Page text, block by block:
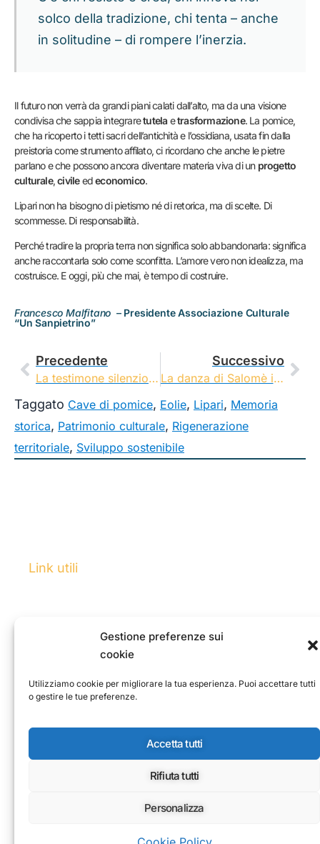
Gestione preferenze sui
cookie
Utilizziamo cookie per migliorare la tua esperienza. Puoi accettare tutti
o gestire le tue preferenze.
Accetta tutti
Rifiuta tutti
Personalizza
solco della tradizione, chi tenta – anche
in solitudine – di rompere l’inerzia.
Il futuro non verrà da grandi piani calati dall’alto, ma da una visione
condivisa che sappia integraretutela etrasformazione. La pomice,
che ha ricoperto i tetti sacri dell’antichità e l’ossidiana, usata fin dalla
preistoria come strumento affilato, ci ricordano che anche le pietre
parlano e che possono ancora diventare materia viva di un progetto
culturale,civileedeconomico.
Lipari non ha bisogno di pietismo né di retorica, ma di scelte. Di
scommesse. Di responsabilità.
Perché tradire la propria terra non significa solo abbandonarla: significa
anche raccontarla solo come sconfitta. L’amore vero non idealizza, ma
costruisce. E oggi, più che mai, è tempo di costruire.
Francesco Malfitano – Presidente Associazione Culturale
“Un Sanpietrino”
Precedente
La testimone silenziosa del festival EOLIè25
Successivo
La danza di Salomè incanta Lipari
Taggato Cave di pomice, Eolie, Lipari, Memoria
storica, Patrimonio culturale, Rigenerazione
territoriale, Sviluppo sostenibile
Link utili
Via Nemorense
info@eolie.art